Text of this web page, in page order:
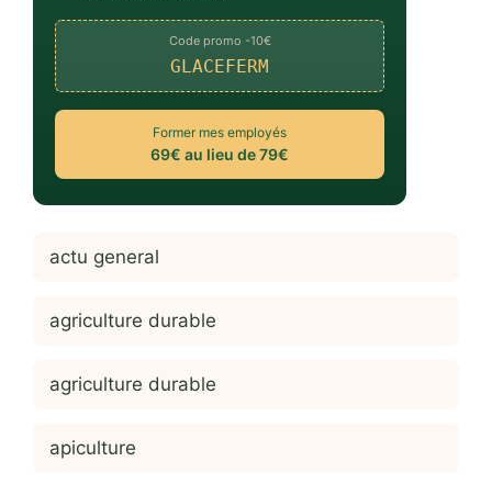
Code promo -10€
GLACEFERM
Former mes employés
69€ au lieu de 79€
actu general
agriculture durable
agriculture durable
apiculture